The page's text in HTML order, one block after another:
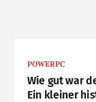
POWERPC
Wie gut war
Ein kleiner